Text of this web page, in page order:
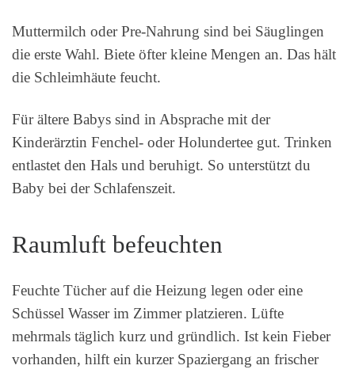
Muttermilch oder Pre-Nahrung sind bei Säuglingen
die erste Wahl. Biete öfter kleine Mengen an. Das hält
die Schleimhäute feucht.
Für ältere Babys sind in Absprache mit der
Kinderärztin Fenchel- oder Holundertee gut. Trinken
entlastet den Hals und beruhigt. So unterstützt du
Baby bei der Schlafenszeit.
Raumluft befeuchten
Feuchte Tücher auf die Heizung legen oder eine
Schüssel Wasser im Zimmer platzieren. Lüfte
mehrmals täglich kurz und gründlich. Ist kein Fieber
vorhanden, hilft ein kurzer Spaziergang an frischer